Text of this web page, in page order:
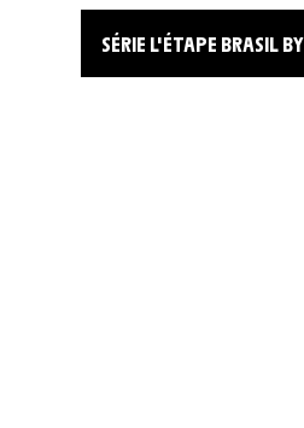
SÉRIE L'ÉTAPE BRASIL